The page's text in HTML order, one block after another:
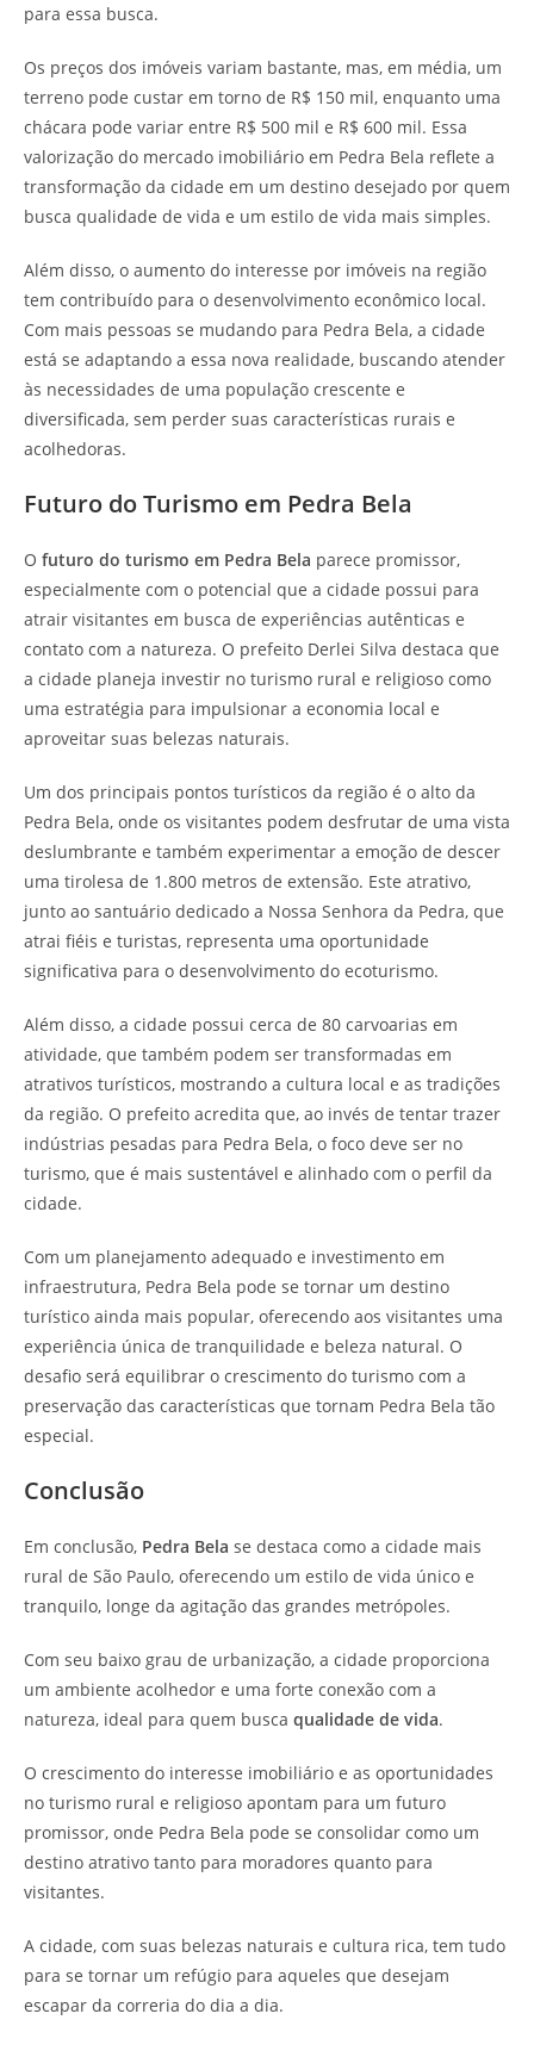
para essa busca.
Os preços dos imóveis variam bastante, mas, em média, um
terreno pode custar em torno de R$ 150 mil, enquanto uma
chácara pode variar entre R$ 500 mil e R$ 600 mil. Essa
valorização do mercado imobiliário em Pedra Bela reflete a
transformação da cidade em um destino desejado por quem
busca qualidade de vida e um estilo de vida mais simples.
Além disso, o aumento do interesse por imóveis na região
tem contribuído para o desenvolvimento econômico local.
Com mais pessoas se mudando para Pedra Bela, a cidade
está se adaptando a essa nova realidade, buscando atender
às necessidades de uma população crescente e
diversificada, sem perder suas características rurais e
acolhedoras.
Futuro do Turismo em Pedra Bela
O futuro do turismo em Pedra Bela parece promissor,
especialmente com o potencial que a cidade possui para
atrair visitantes em busca de experiências autênticas e
contato com a natureza. O prefeito Derlei Silva destaca que
a cidade planeja investir no turismo rural e religioso como
uma estratégia para impulsionar a economia local e
aproveitar suas belezas naturais.
Um dos principais pontos turísticos da região é o alto da
Pedra Bela, onde os visitantes podem desfrutar de uma vista
deslumbrante e também experimentar a emoção de descer
uma tirolesa de 1.800 metros de extensão. Este atrativo,
junto ao santuário dedicado a Nossa Senhora da Pedra, que
atrai fiéis e turistas, representa uma oportunidade
significativa para o desenvolvimento do ecoturismo.
Além disso, a cidade possui cerca de 80 carvoarias em
atividade, que também podem ser transformadas em
atrativos turísticos, mostrando a cultura local e as tradições
da região. O prefeito acredita que, ao invés de tentar trazer
indústrias pesadas para Pedra Bela, o foco deve ser no
turismo, que é mais sustentável e alinhado com o perfil da
cidade.
Com um planejamento adequado e investimento em
infraestrutura, Pedra Bela pode se tornar um destino
turístico ainda mais popular, oferecendo aos visitantes uma
experiência única de tranquilidade e beleza natural. O
desafio será equilibrar o crescimento do turismo com a
preservação das características que tornam Pedra Bela tão
especial.
Conclusão
Em conclusão, Pedra Bela se destaca como a cidade mais
rural de São Paulo, oferecendo um estilo de vida único e
tranquilo, longe da agitação das grandes metrópoles.
Com seu baixo grau de urbanização, a cidade proporciona
um ambiente acolhedor e uma forte conexão com a
natureza, ideal para quem busca qualidade de vida.
O crescimento do interesse imobiliário e as oportunidades
no turismo rural e religioso apontam para um futuro
promissor, onde Pedra Bela pode se consolidar como um
destino atrativo tanto para moradores quanto para
visitantes.
A cidade, com suas belezas naturais e cultura rica, tem tudo
para se tornar um refúgio para aqueles que desejam
escapar da correria do dia a dia.